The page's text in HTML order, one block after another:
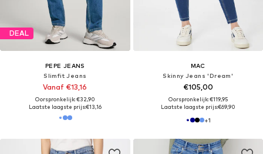
DEAL
PEPE JEANS
Slimfit Jeans
Vanaf €13,16
Oorspronkelijk: €32,90
Laatste laagste prijs:€13,16
MAC
Skinny Jeans 'Dream'
€105,00
Oorspronkelijk: €119,95
Laatste laagste prijs:€69,90
+1